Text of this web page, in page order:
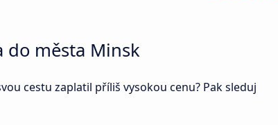
do města Minsk
cestu zaplatil příliš vysokou cenu? Pak sleduj